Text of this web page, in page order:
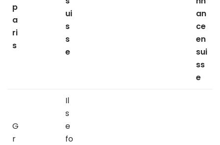
p
a
ri
s
ui
s
s
e
an
ce
en
sui
ss
e
G
r
Il
s
e
fo